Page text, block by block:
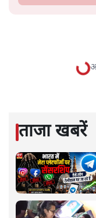
संस्कृति और भाषा पर
सरल भाषा में जटिल